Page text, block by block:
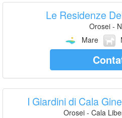
Le Residenze
Orosei -
Mare
I Giardini di Cala
Orosei - Cala